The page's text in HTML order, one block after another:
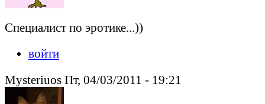
Специалист по эротике...))
войти
Mysteriuos Пт, 04/03/2011 - 19:21